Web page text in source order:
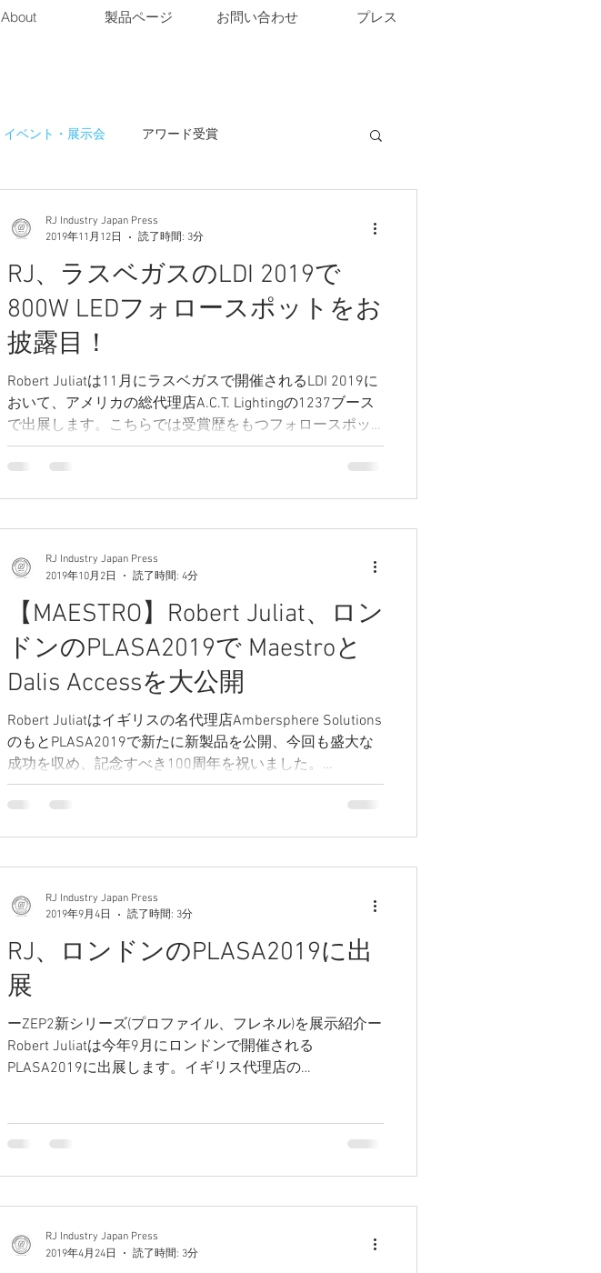
About 製品ページ お問い合わせ プレス
イベント・展示会 アワード受賞
RJ、ラスベガスのLDI 2019で
800W LEDフォロースポットをお
披露目！
Robert Juliatは11月にラスベガスで開催されるLDI 2019に
おいて、アメリカの総代理店A.C.T. Lightingの1237ブース
で出展します。こちらでは受賞歴をもつフォロースポッ
ト用3Dトラッキングシステム、SpotMeを展示予定。この
SpotMeは20...
RJ Industry Japan Press
2019年11月12日
読了時間: 3分
【MAESTRO】Robert Juliat、ロン
ドンのPLASA2019で Maestroと
Dalis Accessを大公開
Robert Juliatはイギリスの名代理店Ambersphere Solutions
のもとPLASA2019で新たに新製品を公開、今回も盛大な
成功を収め、記念すべき100周年を祝いました。
Maestro（マエストロ） Robert...
RJ Industry Japan Press
2019年10月2日
読了時間: 4分
RJ、ロンドンのPLASA2019に出
展
ーZEP2新シリーズ(プロファイル、フレネル)を展示紹介ー
Robert Juliatは今年9月にロンドンで開催される
PLASA2019に出展します。イギリス代理店の
RJ Industry Japan Press
2019年9月4日
読了時間: 3分
RJ Industry Japan Press
2019年4月24日
読了時間: 3分